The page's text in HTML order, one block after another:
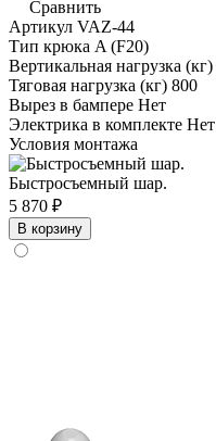
Сравнить
Артикул VAZ-44
Тип крюка A (F20)
Вертикальная нагрузка (кг)
Тяговая нагрузка (кг) 800
Вырез в бампере Нет
Электрика в комплекте Нет
Условия монтажа
Быстросъемный шар.
5 870 ₽
В корзину